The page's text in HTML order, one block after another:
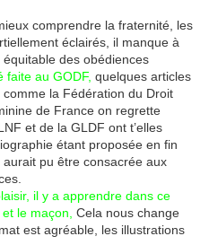
comprendre la fraternité, les
éclairés, il manque à
des obédiences
faite au GODF, quelques articles
comme la Fédération du Droit
de France on regrette
et de la GLDF ont t’elles
étant proposée en fin
pu être consacrée aux
il y a apprendre dans ce
le maçon, Cela nous change
est agréable, les illustrations